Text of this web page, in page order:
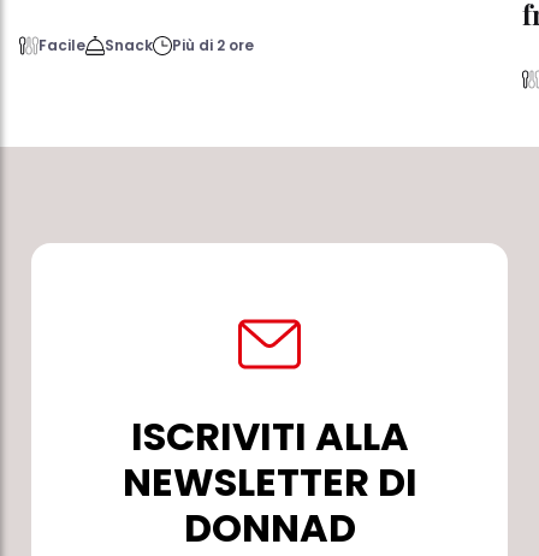
Facile Snack Più di 2 ore
ISCRIVITI ALLA
NEWSLETTER DI
DONNAD